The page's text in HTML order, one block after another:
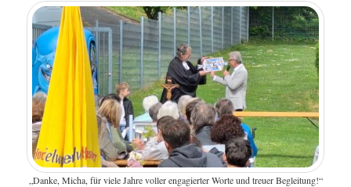
„Danke, Micha, für viele Jahre voller engagierter Worte und treuer Begleitung!“